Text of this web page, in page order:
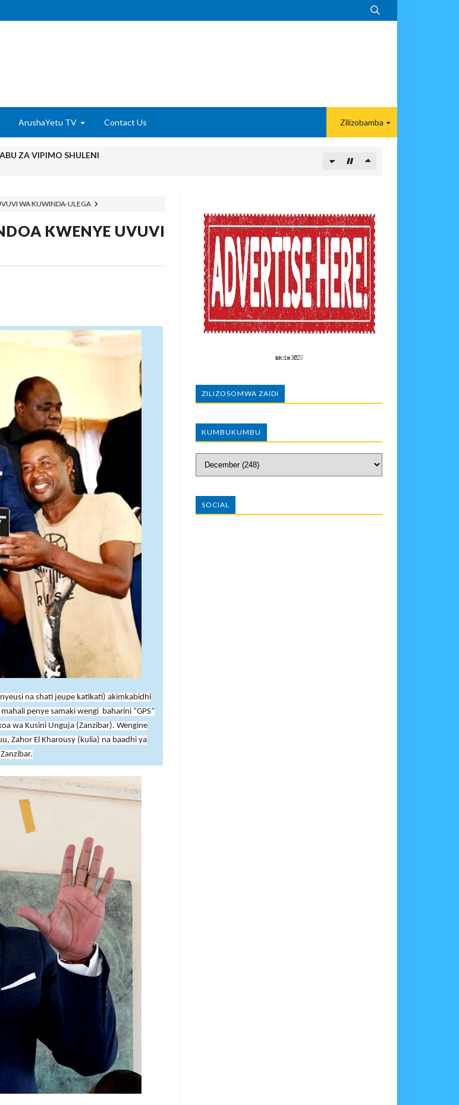

ArushaYetu TV Contact Us Zilizobamba
ZA VIPIMO SHULENI
ZA VIPIMO SHULENI
KIKAMILIFU JUKUMU LA USIMAMIZI WA DART
WA PUMP STATION NAMBA 3-MRADI WA EACOP
WAZAA FURSA MPYA ZA VIWANDA
WA MAFUTA (PS3) MULEBA WAFIKIA ASILIMIA 88
MATUMIZI YA NISHATI SAFI YA KUPIKIA
WA KUWINDA-ULEGA
KWENYE UVUVI
na shati jeupe katikati) akimkabidhi
penye samaki wengi baharini “GPS”
wa Kusini Unguja (Zanzibar). Wengine
Zahor El Kharousy (kulia) na baadhi ya
ZILIZOSOMWA ZAIDI
KUMBUKUMBU
SOCIAL